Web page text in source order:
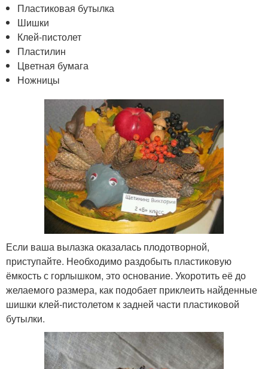
Пластиковая бутылка
Шишки
Клей-пистолет
Пластилин
Цветная бумага
Ножницы
Если ваша вылазка оказалась плодотворной,
приступайте. Необходимо раздобыть пластиковую
ёмкость с горлышком, это основание. Укоротить её до
желаемого размера, как подобает приклеить найденные
шишки клей-пистолетом к задней части пластиковой
бутылки.